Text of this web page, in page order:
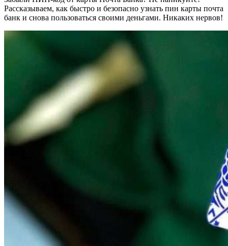
Рассказываем, как быстро и безопасно узнать пин карты почта
банк и снова пользоваться своими деньгами. Никаких нервов!